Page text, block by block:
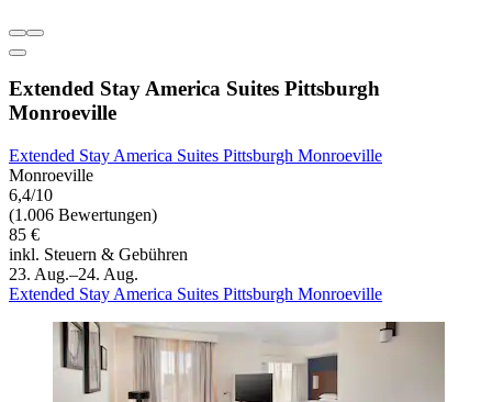
Extended Stay America Suites Pittsburgh
Monroeville
Extended Stay America Suites Pittsburgh Monroeville
Monroeville
6,4/10
(1.006 Bewertungen)
85 €
inkl. Steuern & Gebühren
23. Aug.–24. Aug.
Extended Stay America Suites Pittsburgh Monroeville